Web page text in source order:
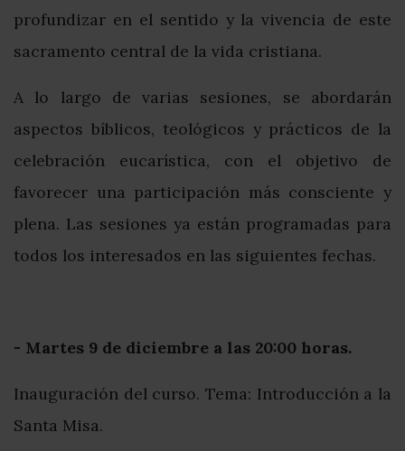
profundizar en el sentido y la vivencia de este
sacramento central de la vida cristiana.
A lo largo de varias sesiones, se abordarán
aspectos bíblicos, teológicos y prácticos de la
celebración eucarística, con el objetivo de
favorecer una participación más consciente y
plena. Las sesiones ya están programadas para
todos los interesados en las siguientes fechas.
- Martes 9 de diciembre a las 20:00 horas.
Inauguración del curso. Tema: Introducción a la
Santa Misa.